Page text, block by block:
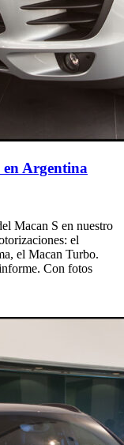
Argentina
Macan S en nuestro
el
el Macan Turbo.
Con fotos